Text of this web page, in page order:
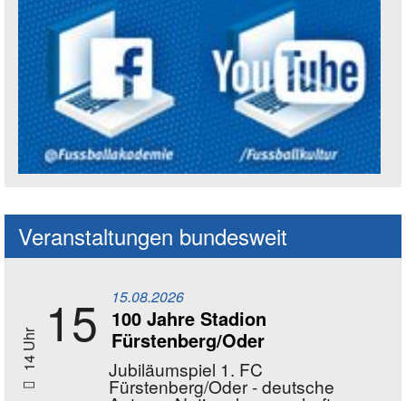
Veranstaltungen bundesweit
14 Uhr 15 15.08.2026
100 Jahre Stadion
Fürstenberg/Oder
Jubiläumspiel 1. FC
Fürstenberg/Oder - deutsche